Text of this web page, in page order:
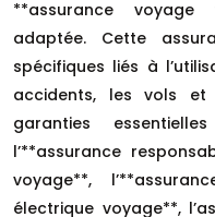
**assurance voyage
adaptée. Cette
spécifiques liés à
accidents, les vols et
garanties
l’**assurance
voyage**,
électrique voyage**,